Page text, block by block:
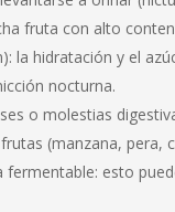
fruta con alto
la hidratación y el
nocturna.
o molestias
(manzana, pera,
fermentable: esto